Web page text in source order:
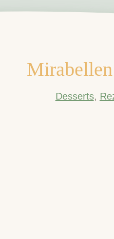
Desserts,